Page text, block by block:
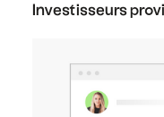
Investisseurs